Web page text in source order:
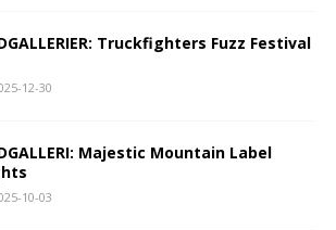
Truckfighters Fuzz Festival
12-30
Majestic Mountain Label
10-03